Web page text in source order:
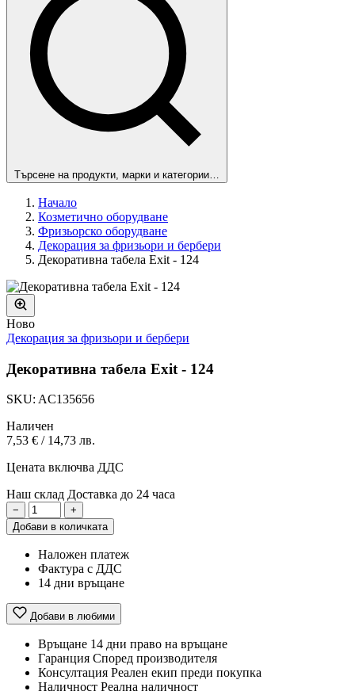
Търсене на продукти, марки и категории…
Начало
Козметично оборудване
Фризьорско оборудване
Декорация за фризьори и бербери
Декоративна табела Exit - 124
Ново
Декорация за фризьори и бербери
Декоративна табела Exit - 124
SKU: AC135656
Наличен
7,53 € / 14,73 лв.
Цената включва ДДС
Наш склад Доставка до 24 часа
−
+
Добави в количката
Наложен платеж
Фактура с ДДС
14 дни връщане
Добави в любими
Връщане 14 дни право на връщане
Гаранция Според производителя
Консултация Реален екип преди покупка
Наличност Реална наличност